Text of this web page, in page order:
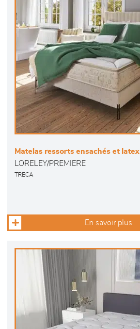
Matelas ressorts ensachés et latex
LORELEY/PREMIERE
TRECA
En savoir plus